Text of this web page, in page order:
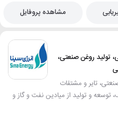
مشاهده پروفایل
تولید روغن صنعتی،
تایر و مشتقات
توسعه و تولید از میادین نفت و گاز و